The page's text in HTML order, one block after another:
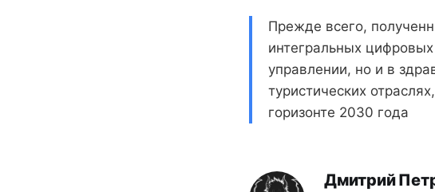
Прежде всего,
интегральных
управлении, но и в
туристических
горизонте 2030 года
Дмитрий